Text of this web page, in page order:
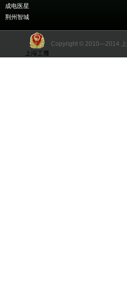
成电医星
荆州智城
Copyright © 2010—2014